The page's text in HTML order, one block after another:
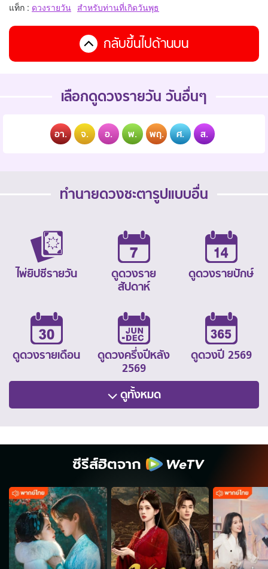
แท็ก : ดวงรายวัน สำหรับท่านที่เกิดวันพุธ
กลับขึ้นไปด้านบน
เลือกดูดวงรายวัน วันอื่นๆ
อา. จ. อ. พ. พฤ. ศ. ส.
ทำนายดวงชะตารูปแบบอื่น
ไพ่ยิปซีรายวัน
ดูดวงราย
สัปดาห์
ดูดวงรายปักษ์
ดูดวงรายเดือน
ดูดวงครึ่งปีหลัง
2569
ดูดวงปี 2569
ดูทั้งหมด
ซีรีส์ฮิตจาก